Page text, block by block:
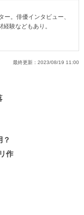
ー。俳優インタビュー、
験などもあり。
最終更新： 2023/08/19 11:00
？
作